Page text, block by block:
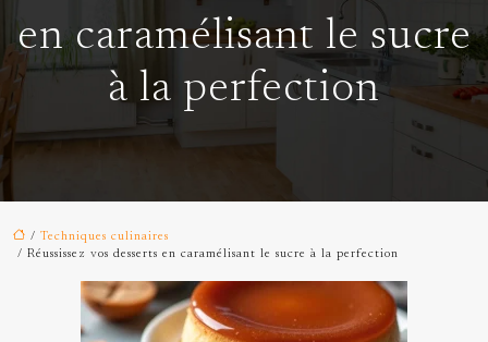
en caramélisant le sucre
à la perfection
/ Techniques culinaires
/ Réussissez vos desserts en caramélisant le sucre à la perfection